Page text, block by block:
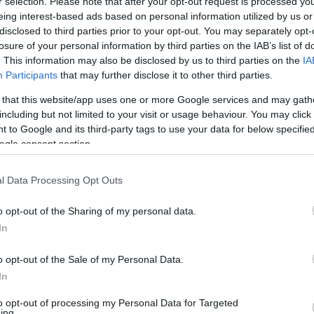
interest-based ads based on personal information utilized by us
to third parties prior to your opt-out. You may separately
of your personal information by third parties on the IAB’s list of
This information may also be disclosed by us to third parties on the
Participants that may further disclose it to other third parties.
that this website/app uses one or more Google services and may
but not limited to your visit or usage behaviour. You may
to Google and its third-party tags to use your data for below
consent section.
Data Processing Opt Outs
opt-out of the Sharing of my personal data.
opt-out of the Sale of my Personal Data.
opt-out of processing my Personal Data for Targeted
Egri Rendőrkapitányság garázdaság
21-én 20 óra után a Heves Megyei
egyik utcájában több személlyel
46 éves, D. Kinga 23 éves
valamint egy 21 éves mezőtárkányi
sérelmük miatt - szóváltásba kerültek a